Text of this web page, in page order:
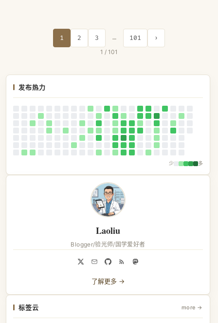
1 2 3 … 101 ›
1 / 101
发布热力
少 多
Laoliu
Blogger/验光师/国学爱好者
了解更多 →
标签云 more →